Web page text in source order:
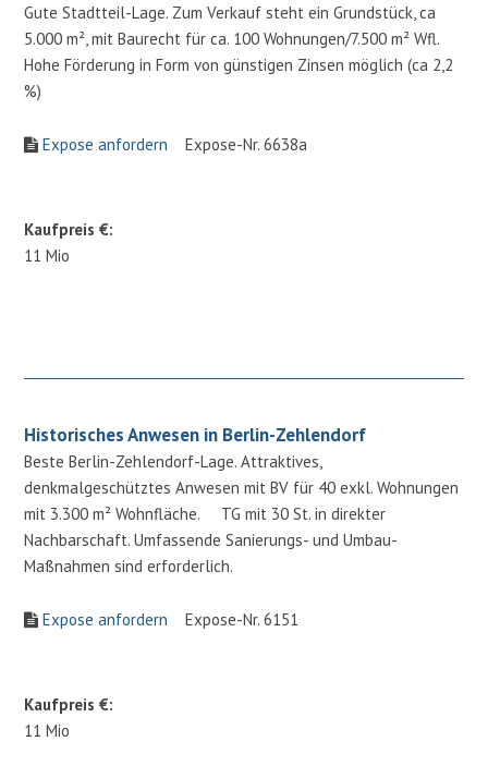
Gute Stadtteil-Lage. Zum Verkauf steht ein Grundstück, ca
5.000 m², mit Baurecht für ca. 100 Wohnungen/7.500 m² Wfl.
Hohe Förderung in Form von günstigen Zinsen möglich (ca 2,2
%)
Expose anfordern Expose-Nr. 6638a
Kaufpreis €:
11 Mio
Historisches Anwesen in Berlin-Zehlendorf
Beste Berlin-Zehlendorf-Lage. Attraktives,
denkmalgeschütztes Anwesen mit BV für 40 exkl. Wohnungen
mit 3.300 m² Wohnfläche. TG mit 30 St. in direkter
Nachbarschaft. Umfassende Sanierungs- und Umbau-
Maßnahmen sind erforderlich.
Expose anfordern Expose-Nr. 6151
Kaufpreis €:
11 Mio